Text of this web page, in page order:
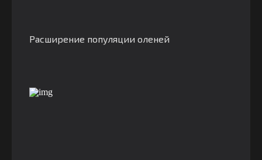
Расширение популяции оленей